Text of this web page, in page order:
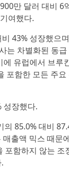
만 달러 대비 6
여했다.
43% 성장했으
차별화된 동
유럽에서 브루
포함한 모든 주
성장했다.
의 85.0% 대비
출액 믹스 때문
함하지 않는